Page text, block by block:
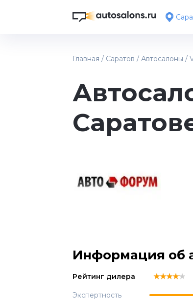
Главная / Саратов / Автосалоны /
Информация об
Рейтинг дилера ★★★★★
★★★★★
★★★★★
Экспертность